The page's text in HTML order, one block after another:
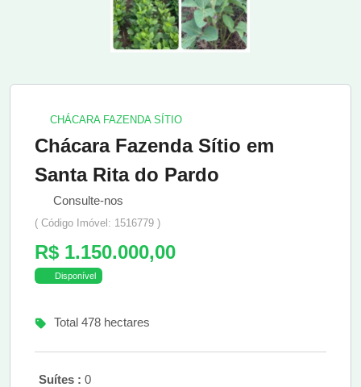
CHÁCARA FAZENDA SÍTIO
Chácara Fazenda Sítio em
Santa Rita do Pardo
Consulte-nos
( Código Imóvel: 1516779 )
R$ 1.150.000,00
Disponível
Total 478 hectares
Suítes : 0